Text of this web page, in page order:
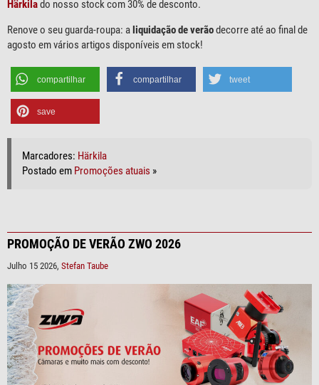
Härkilado nosso stock com 30% de desconto.
Renove o seu guarda-roupa: a liquidação de verãodecorre até ao final de
agosto em vários artigos disponíveis em stock!
compartilhar compartilhar tweet
save
Marcadores: Härkila
Postado em Promoções atuais »
PROMOÇÃO DE VERÃO ZWO 2026
Julho 15 2026, Stefan Taube